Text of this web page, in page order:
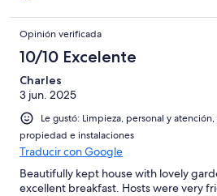
Opinión verificada
10/10 Excelente
Charles
3 jun. 2025
Le gustó: Limpieza, personal y
propiedad e instalaciones
Traducir con Google
Beautifully kept house with lovely
excellent breakfast. Hosts were very